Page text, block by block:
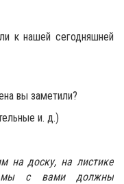
к нашей сегодняшней
вы заметили?
и. д.)
на доску, на листике
мы с вами должны